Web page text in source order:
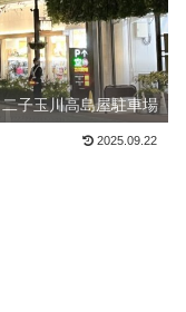
二子玉川高島屋駐車場
2025.09.22